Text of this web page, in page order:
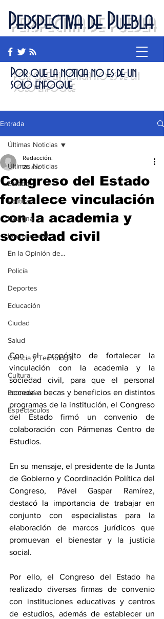
Perspectiva de Puebla
Por que la noticia no es de un
solo enfoque
Entrada
Últimas Noticias
Estado
Política
Nacional
Internacional
En la Opinión de...
Policía
Deportes
Educación
Ciudad
Salud
Ciencia y Tecnología
Cultura
Economía
Espectáculos
Últimas Noticias
Congreso del Estado
fortalece vinculación
con la academia y
sociedad civil
Redacción.
26 abr
Con el propósito de fortalecer la
vinculación con la academia y la
sociedad civil, para que el personal
acceda a becas y beneficios en distintos
programas de la institución, el Congreso
del Estado firmó un convenio de
colaboración con Pármenas Centro de
Estudios.
En su mensaje, el presidente de la Junta
de Gobierno y Coordinación Política del
Congreso, Pável Gaspar Ramírez,
destacó la importancia de trabajar en
conjunto con especialistas para la
elaboración de marcos jurídicos que
promuevan el bienestar y la justicia
social.
Por ello, el Congreso del Estado ha
realizado diversas firmas de convenio
con instituciones educativas y centros
de estudios, además de establecer un